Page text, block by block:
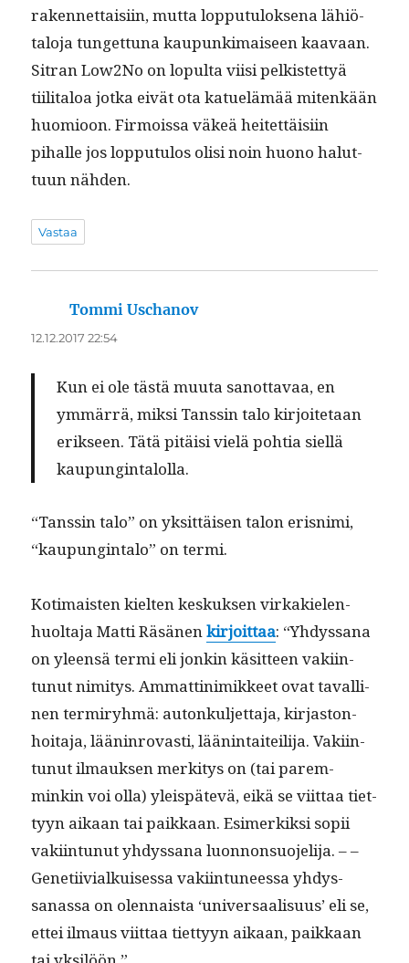
raken­net­taisi­in, mut­ta lop­putu­lok­se­na lähiö­
talo­ja tunget­tuna kaupunki­maiseen kaavaan.
Sitran Low2No on lop­ul­ta viisi pelk­istet­tyä
tiil­i­taloa jot­ka eivät ota kat­uelämää mitenkään
huomioon. Fir­moissa väkeä heit­et­täisi­in
pihalle jos lop­putu­los olisi noin huono halut­
tuun nähden.
Vastaa
Tommi Uschanovsanoo:
12.12.2017 22:54
Kun ei ole tästä muu­ta san­ot­tavaa, en
ymmär­rä, mik­si Tanssin talo kir­joite­taan
erik­seen. Tätä pitäisi vielä pohtia siel­lä
kaupungintalolla.
“Tanssin talo” on yksit­täisen talon eris­ni­mi,
“kaupung­in­ta­lo” on termi.
Koti­mais­ten kiel­ten keskuk­sen virkakie­len­
huolta­ja Mat­ti Räsä­nenkir­joit­taa: “Yhdys­sana
on yleen­sä ter­mi eli jonkin käsit­teen vaki­in­
tunut nim­i­tys. Ammat­tin­imik­keet ovat tavalli­
nen ter­miryh­mä: autonkul­jet­ta­ja, kir­jas­ton­
hoita­ja, lään­in­rovasti, lään­in­taiteil­i­ja. Vaki­in­
tunut ilmauk­sen merk­i­tys on (tai parem­
minkin voi olla) yleis­pätevä, eikä se viit­taa tiet­
tyyn aikaan tai paikkaan. Esimerkik­si sopii
vaki­in­tunut yhdys­sana luon­non­suo­jeli­ja. – –
Geneti­ivialkuises­sa vaki­in­tuneessa yhdys­
sanas­sa on olen­naista ‘uni­ver­saal­isu­us’ eli se,
ettei ilmaus viit­taa tiet­tyyn aikaan, paikkaan